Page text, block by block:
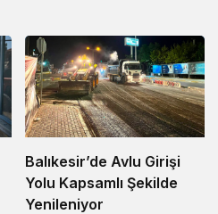
Balıkesir’de Avlu Girişi
Yolu Kapsamlı Şekilde
Yenileniyor